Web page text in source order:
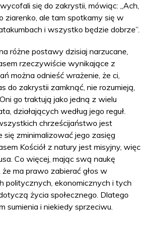
się do zakrystii, mówiąc: „Ach,
ziarenko, ale tam spotkamy się w
i wszystko będzie dobrze”.
różne postawy dzisiaj narzucane,
rzeczywiście wynikające z
można odnieść wrażenie, że ci,
do zakrystii zamknąć, nie rozumieją,
go traktują jako jedną z wielu
działających według jego reguł.
chrześcijaństwo jest
się zminimalizować jego zasięg
Kościół z natury jest misyjny, więc
Co więcej, mając swą naukę
że ma prawo zabierać głos w
politycznych, ekonomicznych i tych
życia społecznego. Dlatego
sumienia i niekiedy sprzeciwu.